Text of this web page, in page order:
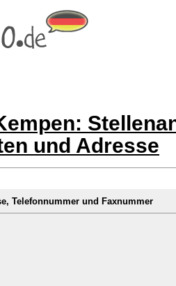
und Adresse
Telefonnummer und Faxnummer